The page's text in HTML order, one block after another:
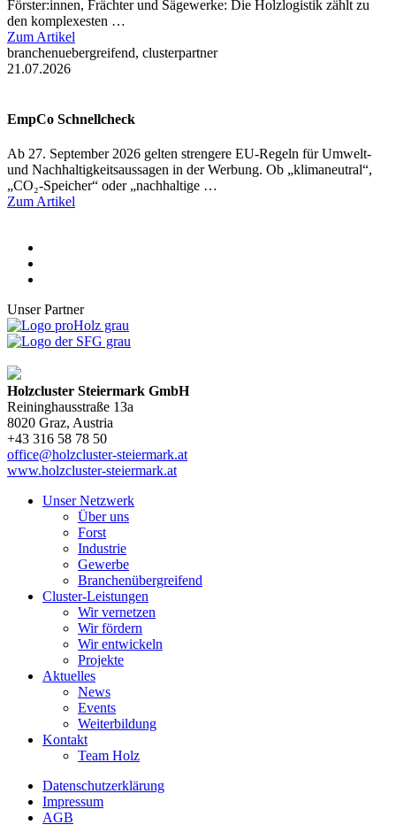
Förster:innen, Frächter und Sägewerke: Die Holzlogistik zählt zu
den komplexesten …
Zum Artikel
branchenuebergreifend, clusterpartner
21.07.2026
EmpCo Schnellcheck
Ab 27. September 2026 gelten strengere EU-Regeln für Umwelt-
und Nachhaltigkeitsaussagen in der Werbung. Ob „klimaneutral“,
„CO₂-Speicher“ oder „nachhaltige …
Zum Artikel
Unser Partner
Holzcluster Steiermark GmbH
Reininghausstraße 13a
8020 Graz, Austria
+43 316 58 78 50
office@holzcluster-steiermark.at
www.holzcluster-steiermark.at
Unser Netzwerk
Über uns
Forst
Industrie
Gewerbe
Branchenübergreifend
Cluster-Leistungen
Wir vernetzen
Wir fördern
Wir entwickeln
Projekte
Aktuelles
News
Events
Weiterbildung
Kontakt
Team Holz
Datenschutzerklärung
Impressum
AGB